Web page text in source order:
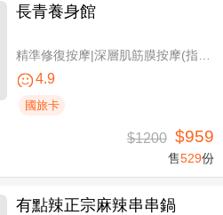
長青養身館
4.9
國旅卡
$1200 $959
售529份
有點辣正宗麻辣串串鍋